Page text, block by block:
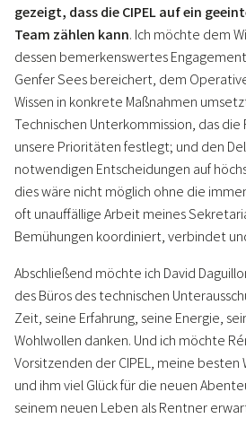
gezeigt, dass die CIPEL auf ein
Team zählen kann. Ich möchte dem
dessen bemerkenswertes
Genfer Sees bereichert, dem
Wissen in konkrete Maßnahmen
Technischen Unterkommission, das
unsere Prioritäten festlegt; und den
notwendigen Entscheidungen auf
dies wäre nicht möglich ohne die
oft unauffällige Arbeit meines
Bemühungen koordiniert, verbindet
Abschließend möchte ich David
des Büros des technischen
Zeit, seine Erfahrung, seine Energie,
Wohlwollen danken. Und ich möchte
Vorsitzenden der CIPEL, meine
und ihm viel Glück für die neuen
seinem neuen Leben als Rentner